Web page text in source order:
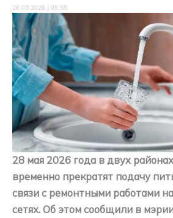
26.05.2026 | 09:55
28 мая 2026 года в двух
временно прекратят подачу
связи с ремонтными работами
сетях. Об этом сообщили в